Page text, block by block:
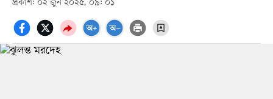
প্রকাশ: ০২ জুন ২০২৫, ০৯: ০১